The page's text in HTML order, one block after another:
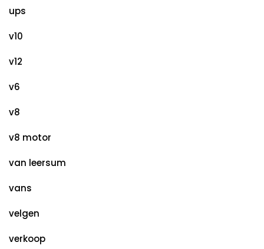
ups
v10
v12
v6
v8
v8 motor
van leersum
vans
velgen
verkoop